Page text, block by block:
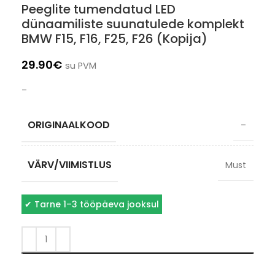
Peeglite tumendatud LED
dünaamiliste suunatulede komplekt
BMW F15, F16, F25, F26 (Kopija)
29.90€ su PVM
–
ORIGINAALKOOD –
VÄRV/VIIMISTLUS Must
✔ Tarne 1–3 tööpäeva jooksul